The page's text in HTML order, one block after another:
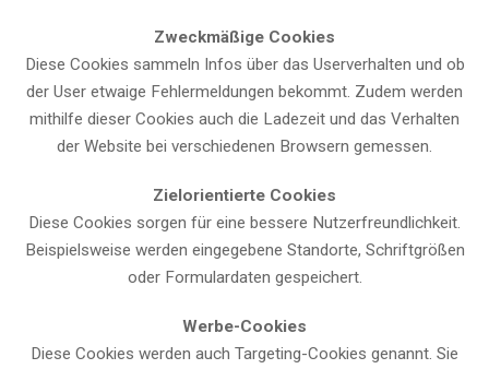
Zweckmäßige Cookies
Diese Cookies sammeln Infos über das Userverhalten und ob
der User etwaige Fehlermeldungen bekommt. Zudem werden
mithilfe dieser Cookies auch die Ladezeit und das Verhalten
der Website bei verschiedenen Browsern gemessen.
Zielorientierte Cookies
Diese Cookies sorgen für eine bessere Nutzerfreundlichkeit.
Beispielsweise werden eingegebene Standorte, Schriftgrößen
oder Formulardaten gespeichert.
Werbe-Cookies
Diese Cookies werden auch Targeting-Cookies genannt. Sie